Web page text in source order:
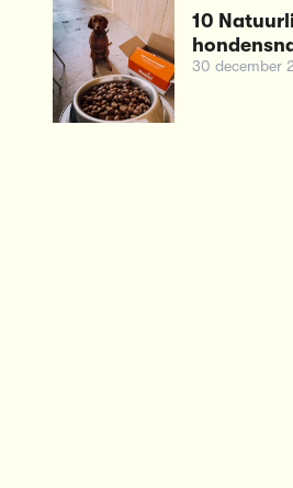
10
30 december